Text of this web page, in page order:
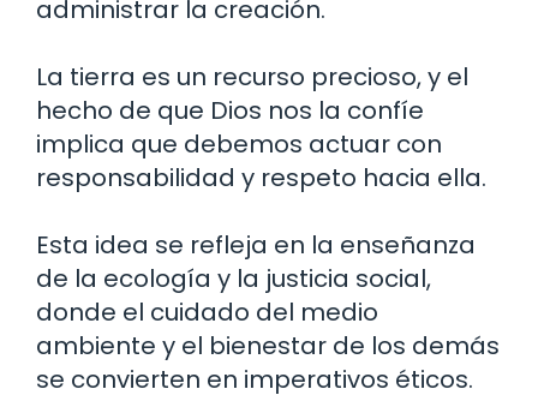
administrar la creación.
La tierra es un recurso precioso, y el
hecho de que Dios nos la confíe
implica que debemos actuar con
responsabilidad y respeto hacia ella.
Esta idea se refleja en la enseñanza
de la ecología y la justicia social,
donde el cuidado del medio
ambiente y el bienestar de los demás
se convierten en imperativos éticos.